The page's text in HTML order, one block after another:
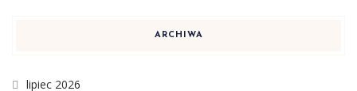
ARCHIWA
lipiec 2026